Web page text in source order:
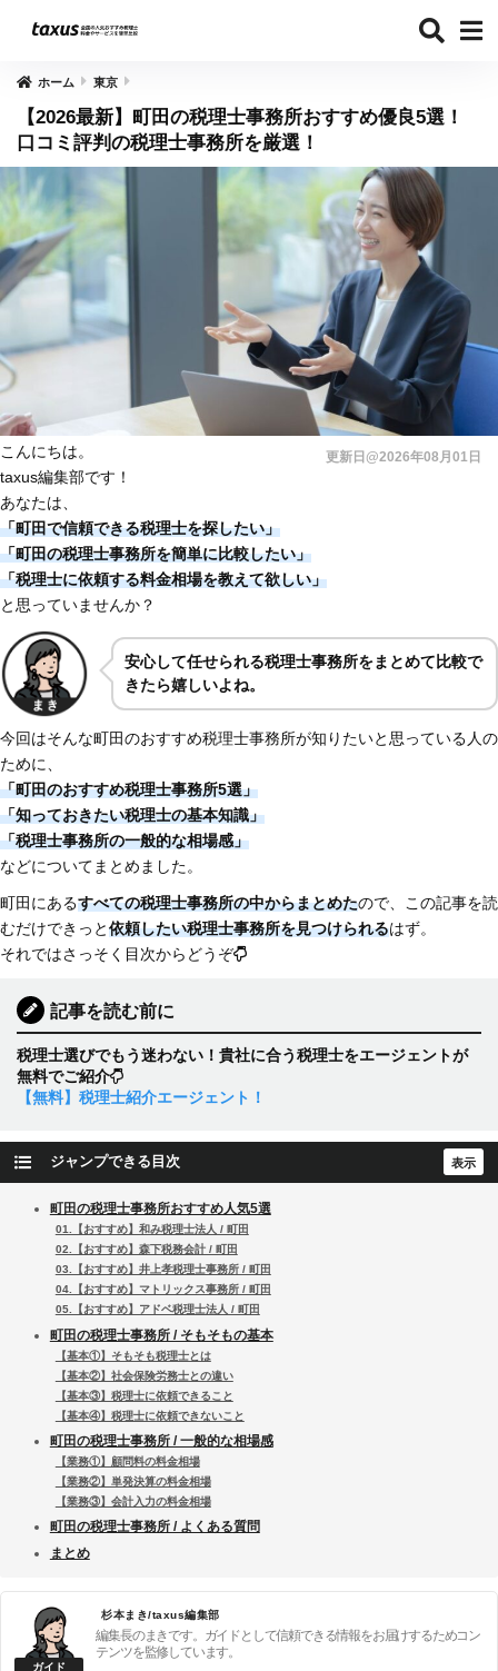
ホーム 東京
【2026最新】町田の税理士事務所おすすめ優良5選！
口コミ評判の税理士事務所を厳選！
更新日@2026年08月01日
こんにちは。
taxus編集部です！
あなたは、
「町田で信頼できる税理士を探したい」
「町田の税理士事務所を簡単に比較したい」
「税理士に依頼する料金相場を教えて欲しい」
と思っていませんか？
安心して任せられる税理士事務所をまとめて比較で
きたら嬉しいよね。
今回はそんな町田のおすすめ税理士事務所が知りたいと思っている人の
ために、
「町田のおすすめ税理士事務所5選」
「知っておきたい税理士の基本知識」
「税理士事務所の一般的な相場感」
などについてまとめました。
町田にあるすべての税理士事務所の中からまとめたので、この記事を読
むだけできっと依頼したい税理士事務所を見つけられるはず。
それではさっそく目次からどうぞ
記事を読む前に
税理士選びでもう迷わない！貴社に合う税理士をエージェントが
無料でご紹介
【無料】税理士紹介エージェント！
ジャンプできる目次
町田の税理士事務所おすすめ人気5選
01.【おすすめ】和み税理士法人 / 町田
02.【おすすめ】森下税務会計 / 町田
03.【おすすめ】井上孝税理士事務所 / 町田
04.【おすすめ】マトリックス事務所 / 町田
05.【おすすめ】アドベ税理士法人 / 町田
町田の税理士事務所 / そもそもの基本
【基本①】そもそも税理士とは
【基本②】社会保険労務士との違い
【基本③】税理士に依頼できること
【基本④】税理士に依頼できないこと
町田の税理士事務所 / 一般的な相場感
【業務①】顧問料の料金相場
【業務②】単発決算の料金相場
【業務③】会計入力の料金相場
町田の税理士事務所 / よくある質問
まとめ
杉本まき/taxus編集部
編集長のまきです。ガイドとして信頼できる情報をお届けするためコン
テンツを監修しています。